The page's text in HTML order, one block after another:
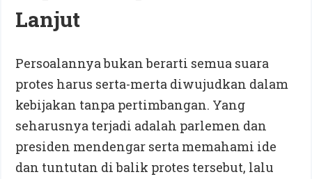
Lanjut
Persoalannya bukan berarti semua suara
protes harus serta-merta diwujudkan dalam
kebijakan tanpa pertimbangan. Yang
seharusnya terjadi adalah parlemen dan
presiden mendengar serta memahami ide
dan tuntutan di balik protes tersebut, lalu